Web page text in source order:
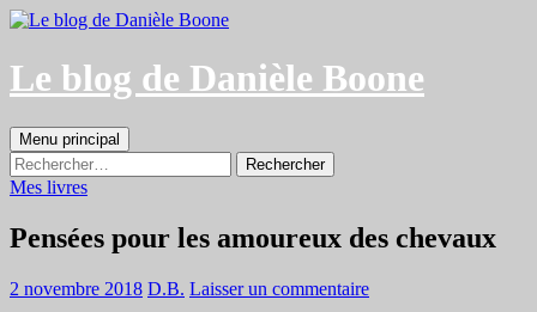
Aller
contenu
Le blog de Danièle Boone
Recherche
Menu principal
Rechercher :
Mes livres
Pensées pour les amoureux des chevaux
2 novembre 2018 D.B. Laisser un commentaire